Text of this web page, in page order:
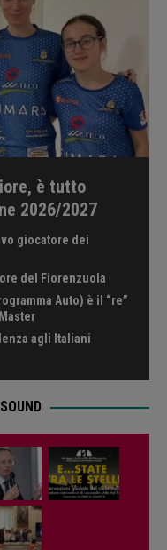
è tutto
2026/2027
giocatore dei
del Fiorenzuola
Auto) è il “re”
agli Italiani